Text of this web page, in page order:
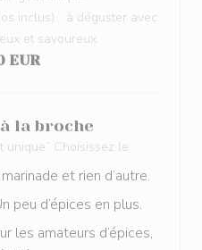
inclus)... à déguster avec
et savoureux
EUR
la broche
unique” Choisissez le
marinade et rien d’autre.
peu d’épices en plus.
les amateurs d’épices,